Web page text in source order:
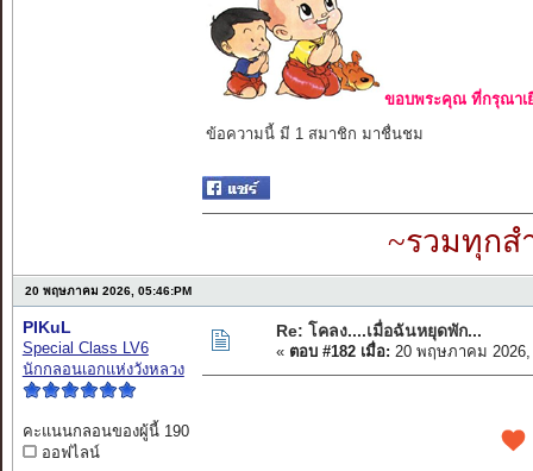
ขอบพระคุณ ที่กรุณาเ
ข้อความนี้ มี 1 สมาชิก มาชื่นชม
~รวมทุกส
20 พฤษภาคม 2026, 05:46:PM
PIKuL
Special Class LV6
นักกลอนเอกแห่งวังหลวง
คะแนนกลอนของผู้นี้ 190
ออฟไลน์
Re: โคลง....เมื่อฉันหยุดพัก...
« ตอบ #182 เมื่อ: 20 พฤษภาคม 2026,